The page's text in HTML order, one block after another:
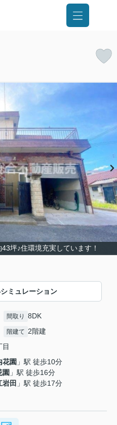
坪♪住環境充実しています！
ミュレーション
間取り 8DK
階建て 2階建
目
花園 」駅 徒歩10分
園 」駅 徒歩16分
岩田 」駅 徒歩17分